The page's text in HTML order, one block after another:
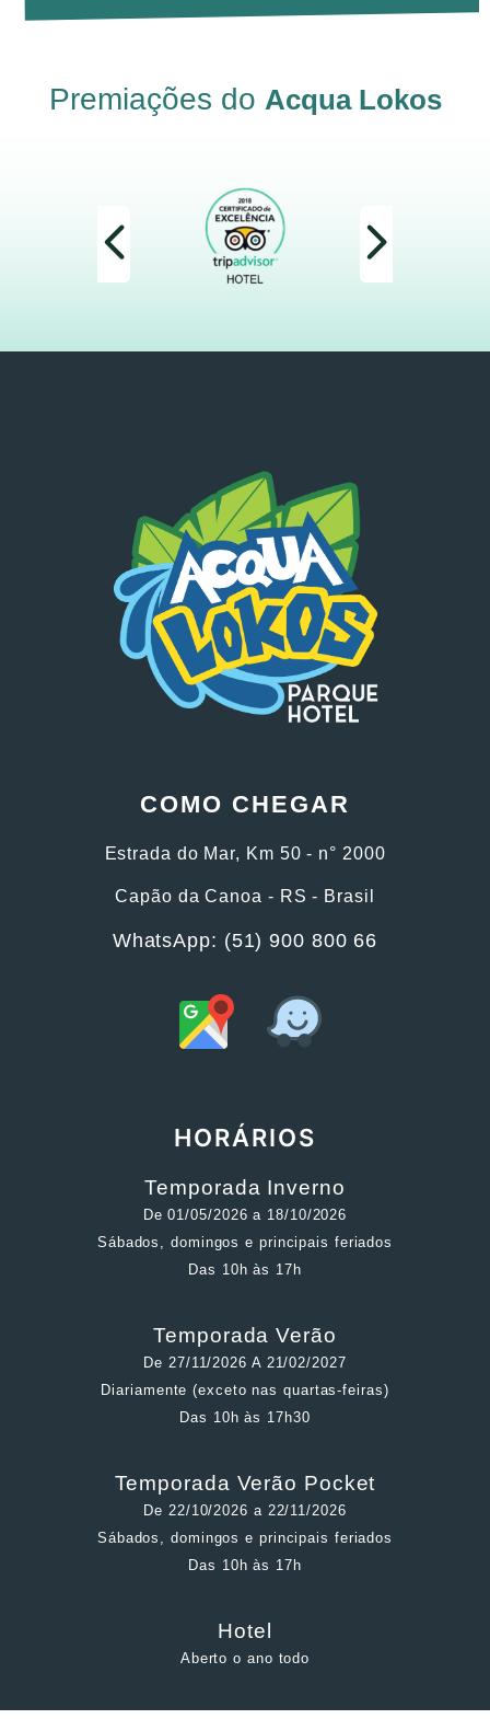
Premiações do Acqua Lokos
COMO CHEGAR
Estrada do Mar, Km 50 - n° 2000
Capão da Canoa - RS - Brasil
WhatsApp: (51) 900 800 66
HORÁRIOS
Temporada Inverno
De 01/05/2026 a 18/10/2026
Sábados, domingos e principais feriados
Das 10h às 17h
Temporada Verão
De 27/11/2026 A 21/02/2027
Diariamente (exceto nas quartas-feiras)
Das 10h às 17h30
Temporada Verão Pocket
De 22/10/2026 a 22/11/2026
Sábados, domingos e principais feriados
Das 10h às 17h
Hotel
Aberto o ano todo